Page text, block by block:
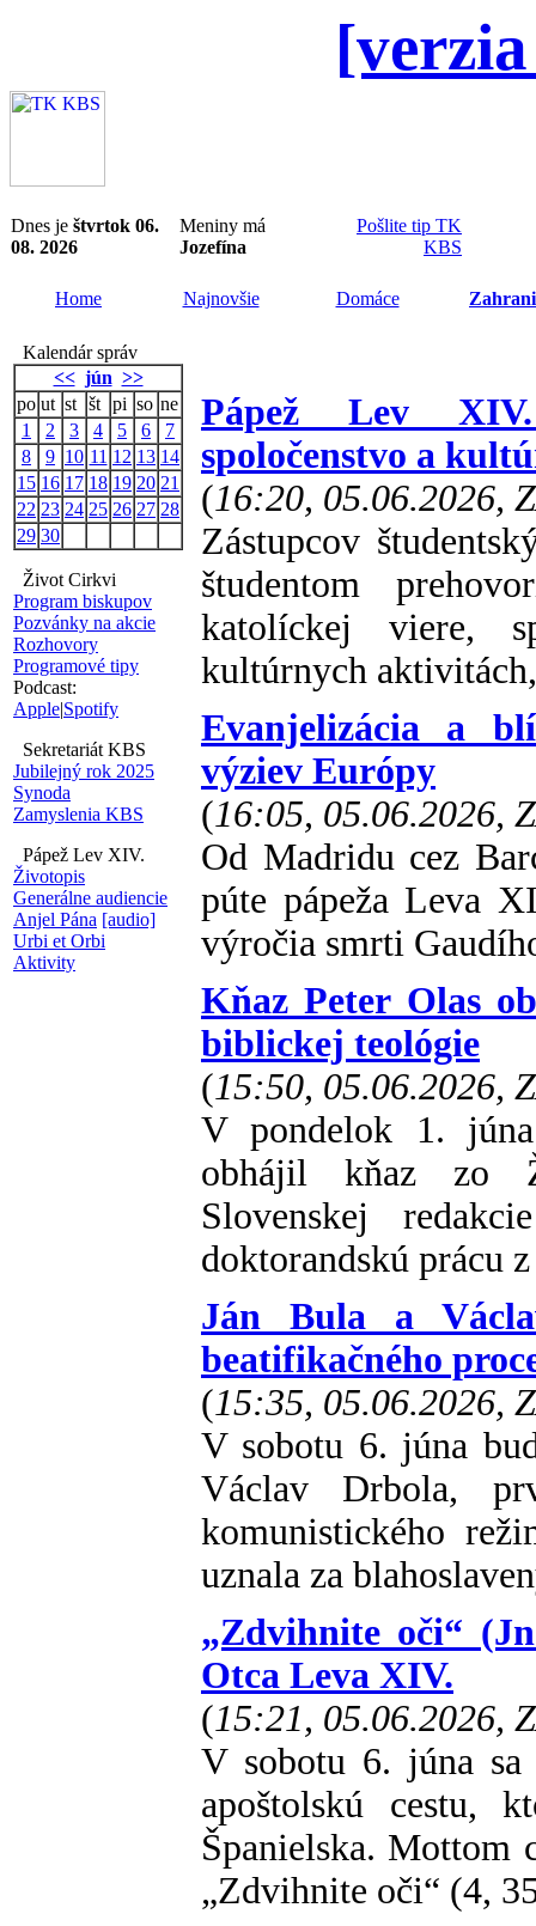
Dnes je štvrtok 06.
08. 2026
Meniny má
Jozefína
Pošlite tip TK
KBS
Home Najnovšie Domáce
Kalendár správ
<< jún >>
po ut st št pi so ne
1
2 3 4 5 6
7
8
9 10 11 12 13 14
15 16 17 18 19 20 21
22 23 24 25 26 27 28
29 30
Život Cirkvi
Program biskupov
Pozvánky na akcie
Rozhovory
Programové tipy
Podcast:
Apple|Spotify
Sekretariát KBS
Jubilejný rok 2025
Synoda
Zamyslenia KBS
Pápež Lev XIV.
Životopis
Generálne audiencie
Anjel Pána [audio]
Urbi et Orbi
Aktivity
Pápež Lev
spoločenstvo a
(16:20, 05.06.2026,
Zástupcov
študentom
katolíckej viere,
kultúrnych
Evanjelizácia a
výziev Európy
(16:05, 05.06.2026,
Od Madridu cez
púte pápeža Leva
výročia smrti
Kňaz Peter Olas
biblickej teológie
(15:50, 05.06.2026,
V pondelok 1.
obhájil kňaz zo
Slovenskej
doktorandskú prácu
Ján Bula a
beatifikačného
(15:35, 05.06.2026,
V sobotu 6. júna
Václav Drbola,
komunistického
uznala za
„Zdvihnite oči“
Otca Leva XIV.
(15:21, 05.06.2026,
V sobotu 6. júna
apoštolskú cestu,
Španielska. Mottom
„Zdvihnite oči“ (4,